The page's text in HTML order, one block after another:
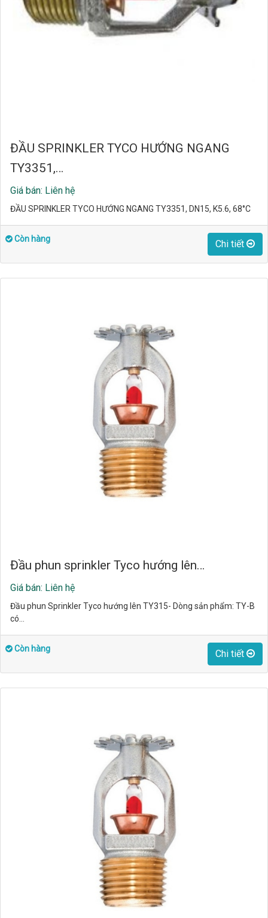
ĐẦU SPRINKLER TYCO HƯỚNG NGANG
TY3351,…
Giá bán: Liên hệ
ĐẦU SPRINKLER TYCO HƯỚNG NGANG TY3351, DN15, K5.6, 68°C
Còn hàng Chi tiết
Đầu phun sprinkler Tyco hướng lên…
Giá bán: Liên hệ
Đầu phun Sprinkler Tyco hướng lên TY315- Dòng sản phẩm: TY-B
có…
Còn hàng Chi tiết